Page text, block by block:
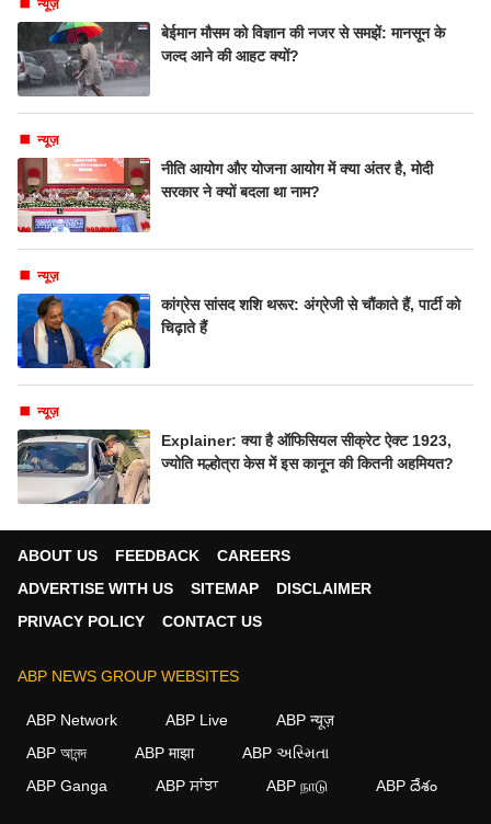
न्यूज़
बेईमान मौसम को विज्ञान की नजर से समझें: मानसून के
जल्द आने की आहट क्यों?
न्यूज़
नीति आयोग और योजना आयोग में क्या अंतर है, मोदी
सरकार ने क्यों बदला था नाम?
न्यूज़
कांग्रेस सांसद शशि थरूर: अंग्रेजी से चौंकाते हैं, पार्टी को
चिढ़ाते हैं
न्यूज़
Explainer: क्या है ऑफिसियल सीक्रेट ऐक्ट 1923,
ज्योति मल्होत्रा केस में इस कानून की कितनी अहमियत?
ABOUT US FEEDBACK
CAREERS
ADVERTISE WITH US
SITEMAP
DISCLAIMER
PRIVACY POLICY
CONTACT US
ABP NEWS GROUP WEBSITES
ABP Network ABP Live
ABP न्यूज़
ABP আনন্দ
ABP माझा
ABP અસ્મિતા
ABP Ganga
ABP ਸਾਂਝਾ ABP நாடு ABP దేశం